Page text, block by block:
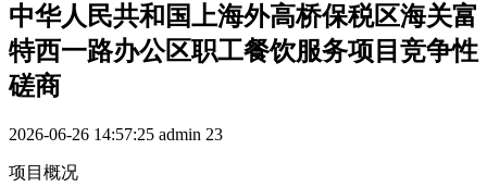
中华人民共和国上海外高桥保税区海关富
特西一路办公区职工餐饮服务项目竞争性
磋商
2026-06-26 14:57:25 admin 23
项目概况